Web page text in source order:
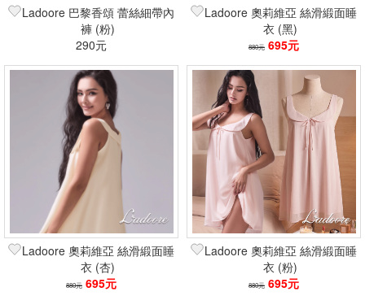
Ladoore 巴黎香頌 蕾絲細帶內
褲 (粉)
290元
Ladoore 奧莉維亞 絲滑緞面睡
衣 (黑)
880元 695元
Ladoore 奧莉維亞 絲滑緞面睡
衣 (杏)
880元 695元
Ladoore 奧莉維亞 絲滑緞面睡
衣 (粉)
880元 695元